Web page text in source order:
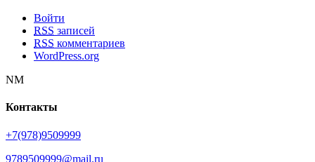
Войти
RSS записей
RSS комментариев
WordPress.org
NM
Контакты
+7(978)9509999
9789509999@mail.ru